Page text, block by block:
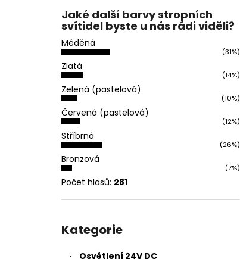
Jaké další barvy stropních
svítidel byste u nás rádi viděli?
Měděná
(31%)
Zlatá
(14%)
Zelená (pastelová)
(10%)
Červená (pastelová)
(12%)
Stříbrná
(26%)
Bronzová
(7%)
Počet hlasů: 281
kategorie
Kategorie
Osvětlení 24V DC